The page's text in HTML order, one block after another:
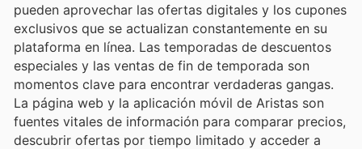
pueden aprovechar las ofertas digitales y los cupones
exclusivos que se actualizan constantemente en su
plataforma en línea. Las temporadas de descuentos
especiales y las ventas de fin de temporada son
momentos clave para encontrar verdaderas gangas.
La página web y la aplicación móvil de Aristas son
fuentes vitales de información para comparar precios,
descubrir ofertas por tiempo limitado y acceder a